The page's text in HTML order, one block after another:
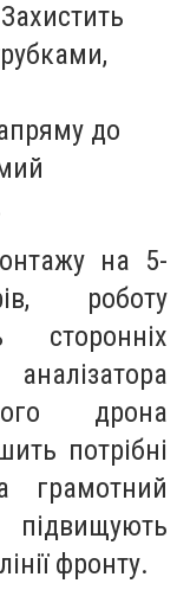
до
на 5-
роботу
сторонніх
дрона
потрібні
грамотний
фронту.